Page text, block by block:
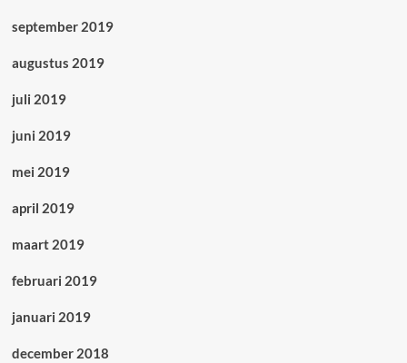
september 2019
augustus 2019
juli 2019
juni 2019
mei 2019
april 2019
maart 2019
februari 2019
januari 2019
december 2018